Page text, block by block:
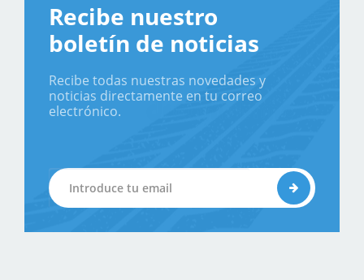
Recibe nuestro
boletín de noticias
Recibe todas nuestras novedades y
noticias directamente en tu correo
electrónico.